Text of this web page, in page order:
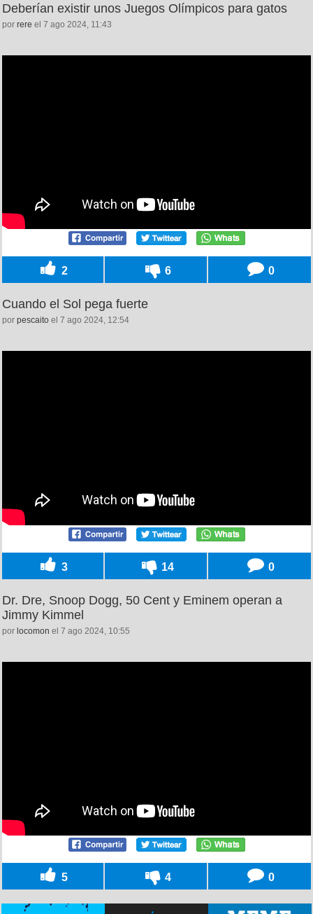
Deberían existir unos Juegos Olímpicos para gatos
por rere el 7 ago 2024, 11:43
2 6 0
Cuando el Sol pega fuerte
por pescaito el 7 ago 2024, 12:54
3 14 0
Dr. Dre, Snoop Dogg, 50 Cent y Eminem operan a
Jimmy Kimmel
por locomon el 7 ago 2024, 10:55
5 4 0